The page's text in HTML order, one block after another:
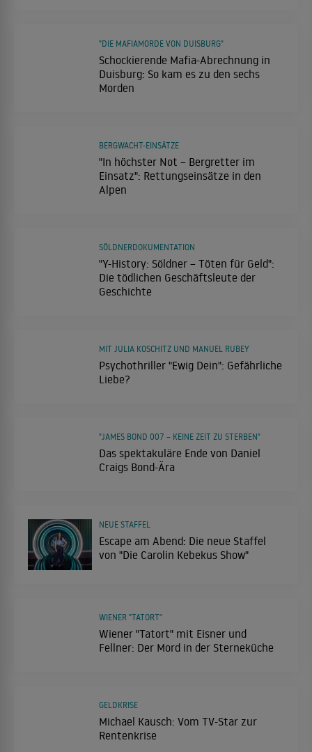
Schockierende Mafia-Abrechnung in
Duisburg: So kam es zu den sechs
Morden
"DIE MAFIAMORDE VON DUISBURG"
"In höchster Not – Bergretter im
Einsatz": Rettungseinsätze in den
Alpen
BERGWACHT-EINSÄTZE
"Y-History: Söldner – Töten für Geld":
Die tödlichen Geschäftsleute der
Geschichte
SÖLDNERDOKUMENTATION
Psychothriller "Ewig Dein": Gefährliche
Liebe?
MIT JULIA KOSCHITZ UND MANUEL RUBEY
Das spektakuläre Ende von Daniel
Craigs Bond-Ära
"JAMES BOND 007 – KEINE ZEIT ZU STERBEN"
Escape am Abend: Die neue Staffel
von "Die Carolin Kebekus Show"
NEUE STAFFEL
Wiener "Tatort" mit Eisner und
Fellner: Der Mord in der Sterneküche
WIENER "TATORT"
Michael Kausch: Vom TV-Star zur
Rentenkrise
GELDKRISE